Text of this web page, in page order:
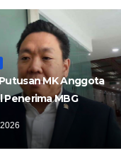
MK Anggota
Penerima MBG
Jadi 26 Juta Orang